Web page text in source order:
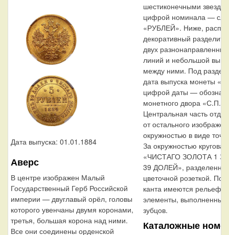
Дата выпуска: 01.01.1884
Аверс
В центре изображен Малый
Государственный Герб Российской
империи — двуглавый орёл, головы
которого увенчаны двумя коронами,
третья, большая корона над ними.
Все они соединены орденской
шестиконечными
цифрой номинала —
«РУБЛЕЙ». Ниже,
декоративный
двух
линий и небольшой
между ними. Под
дата выпуска монеты
цифрой даты —
монетного двора
Центральная часть
от остального
окружностью в виде
За окружностью
«ЧИСТАГО ЗОЛОТА 1
39 ДОЛЕЙ»,
цветочной розеткой. По
канта имеются
элементы, выполненные
зубцов.
Каталожные